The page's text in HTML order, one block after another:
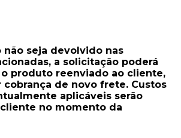
não seja devolvido nas
a solicitação poderá
produto reenviado ao cliente,
de novo frete. Custos
aplicáveis serão
no momento da